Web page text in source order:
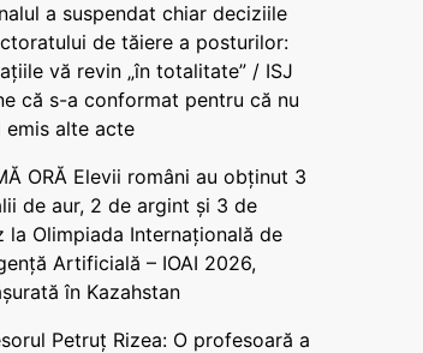
a suspendat chiar deciziile
de tăiere a posturilor:
vă revin „în totalitate” / ISJ
că s-a conformat pentru că nu
emis alte acte
ORĂ Elevii români au obținut 3
de aur, 2 de argint și 3 de
la Olimpiada Internațională de
Artificială – IOAI 2026,
în Kazahstan
Petruț Rizea: O profesoară a